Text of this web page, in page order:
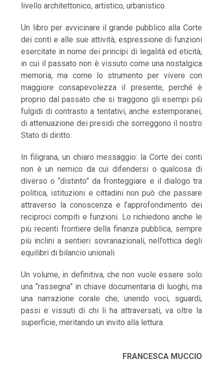
livello architettonico, artistico, urbanistico.
Un libro per avvicinare il grande pubblico alla Corte
dei conti e alle sue attività, espressione di funzioni
esercitate in nome dei principi di legalità ed eticità,
in cui il passato non è vissuto come una nostalgica
memoria, ma come lo strumento per vivere con
maggiore consapevolezza il presente, perché è
proprio dal passato che si traggono gli esempi più
fulgidi di contrasto a tentativi, anche estemporanei,
di attenuazione dei presidi che sorreggono il nostro
Stato di diritto.
In filigrana, un chiaro messaggio: la Corte dei conti
non è un nemico da cui difendersi o qualcosa di
diverso o “distinto” da fronteggiare e il dialogo tra
politica, istituzioni e cittadini non può che passare
attraverso la conoscenza e l’approfondimento dei
reciproci compiti e funzioni. Lo richiedono anche le
più recenti frontiere della finanza pubblica, sempre
più inclini a sentieri sovranazionali, nell’ottica degli
equilibri di bilancio unionali.
Un volume, in definitiva, che non vuole essere solo
una “rassegna” in chiave documentaria di luoghi, ma
una narrazione corale che, unendo voci, sguardi,
passi e vissuti di chi li ha attraversati, va oltre la
superficie, meritando un invito alla lettura.
FRANCESCA MUCCIO